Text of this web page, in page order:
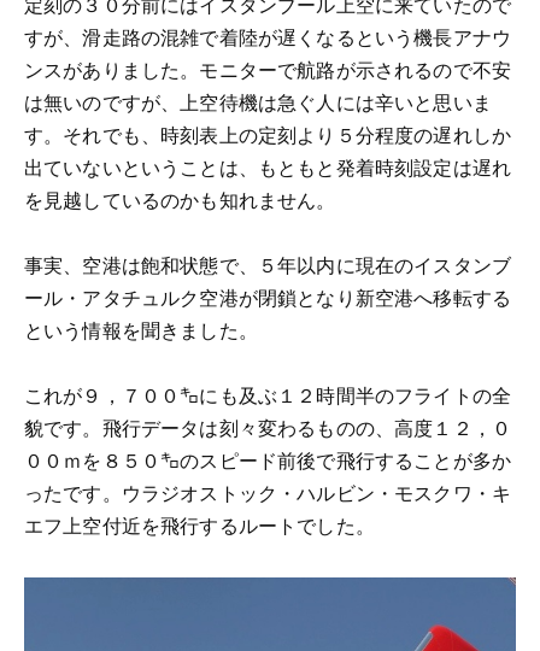
すが、滑走路の混雑で着陸が遅くなるという機長アナウ
ンスがありました。モニターで航路が示されるので不安
は無いのですが、上空待機は急ぐ人には辛いと思いま
す。それでも、時刻表上の定刻より５分程度の遅れしか
出ていないということは、もともと発着時刻設定は遅れ
を見越しているのかも知れません。
事実、空港は飽和状態で、５年以内に現在のイスタンブ
ール・アタチュルク空港が閉鎖となり新空港へ移転する
という情報を聞きました。
これが９，７００㌔にも及ぶ１２時間半のフライトの全
貌です。飛行データは刻々変わるものの、高度１２，０
００ｍを８５０㌔のスピード前後で飛行することが多か
ったです。ウラジオストック・ハルビン・モスクワ・キ
エフ上空付近を飛行するルートでした。